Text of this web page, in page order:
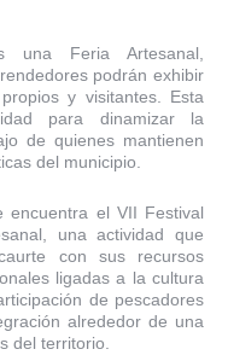
una Feria Artesanal,
podrán exhibir
y visitantes. Esta
para dinamizar la
de quienes mantienen
del municipio.
encuentra el VII Festival
una actividad que
con sus recursos
ligadas a la cultura
de pescadores
alrededor de una
del territorio.